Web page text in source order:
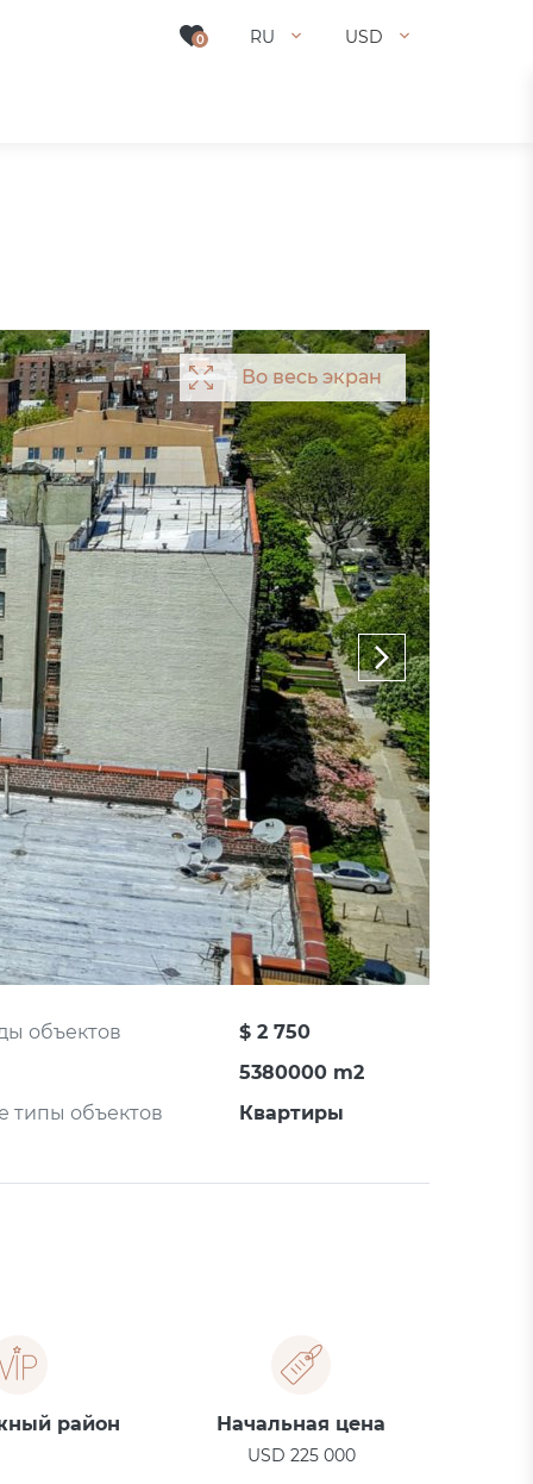
0 RU USD
Во весь экран
объектов
$ 2 750
5380000 m2
объектов
Квартиры
район Начальная цена
USD 225 000